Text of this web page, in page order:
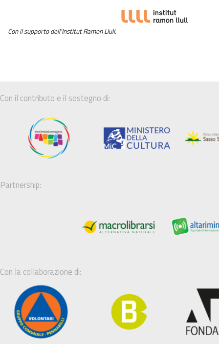
Con il supporto dell’Institut Ramon Llull.
Con il contributo e il sostegno di:
Partnership:
Con la collaborazione di: